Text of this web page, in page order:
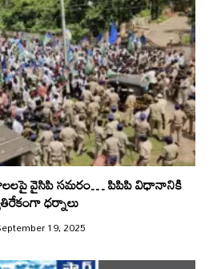
వైసిపి స‌మ‌రం… పిపిపి విధానానికి
ధ‌ర్నాలు
19, 2025